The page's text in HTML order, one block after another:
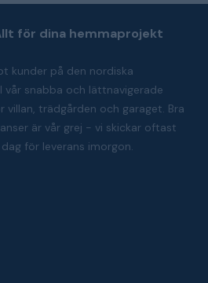
för dina hemmaprojekt
kunder på den nordiska
vår snabba och lättnavigerade
trädgården och garaget. Bra
är vår grej - vi skickar oftast
för leverans imorgon.